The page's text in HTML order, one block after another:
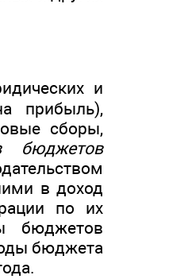
и
прибыль),
сборы,
бюджетов
в доход
по их
бюджетов
бюджета